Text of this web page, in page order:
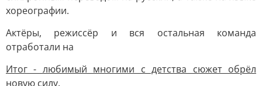
хореографии.
Актёры, режиссёр и вся остальная команда
отработали на
Итог - любимый многими с детства сюжет обрёл
новую силу.